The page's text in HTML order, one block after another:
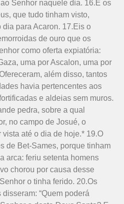
Senhor naquele dia. 16.E os
que tudo tinham visto,
para Acaron. 17.Eis o
de ouro que os
como oferta expiatória:
uma por Ascalon, uma por
além disso, tantos
havia pertencentes aos
e aldeias sem muros.
pedra, sobre a qual
no campo de Josué, o
até o dia de hoje.* 19.O
de Bet-Sames, porque tinham
arca: feriu setenta homens
chorou por causa desse
o tinha ferido. 20.Os
“Quem poderá